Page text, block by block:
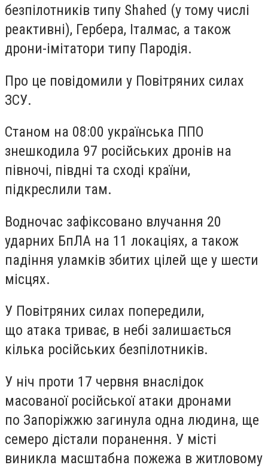
безпілотників типу Shahed (у тому числі
реактивні), Гербера, Італмас, а також
дрони-імітатори типу Пародія.
Про це повідомили у Повітряних силах
ЗСУ.
Станом на 08:00 українська ППО
знешкодила 97 російських дронів на
півночі, півдні та сході країни,
підкреслили там.
Водночас зафіксовано влучання 20
ударних БпЛА на 11 локаціях, а також
падіння уламків збитих цілей ще у шести
місцях.
У Повітряних силах попередили,
що атака триває, в небі залишається
кілька російських безпілотників.
У ніч проти 17 червня внаслідок
масованої російської атаки дронами
по Запоріжжю загинула одна людина, ще
семеро дістали поранення. У місті
виникла масштабна пожежа в житловому